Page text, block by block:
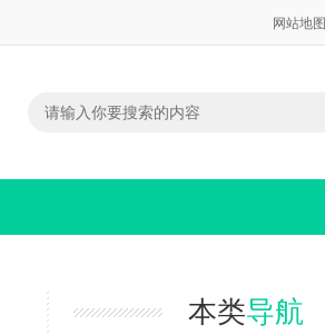
网站地图
本类导航